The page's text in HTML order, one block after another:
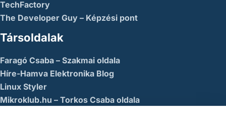
TechFactory
The Developer Guy – Képzési pont
Társoldalak
Faragó Csaba – Szakmai oldala
Híre-Hamva Elektronika Blog
Linux Styler
Mikroklub.hu – Torkos Csaba oldala